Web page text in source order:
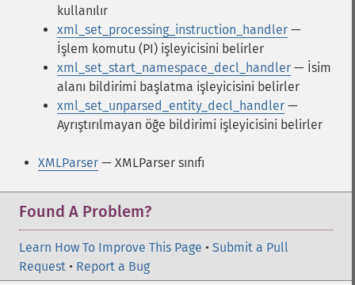
kullanılır
xml_set_processing_instruction_handler —
İşlem komutu (PI) işleyicisini belirler
xml_set_start_namespace_decl_handler — İsim
alanı bildirimi başlatma işleyicisini belirler
xml_set_unparsed_entity_decl_handler —
Ayrıştırılmayan öğe bildirimi işleyicisini belirler
XMLParser — XMLParser sınıfı
Found A Problem?
Learn How To Improve This Page • Submit a Pull
Request • Report a Bug